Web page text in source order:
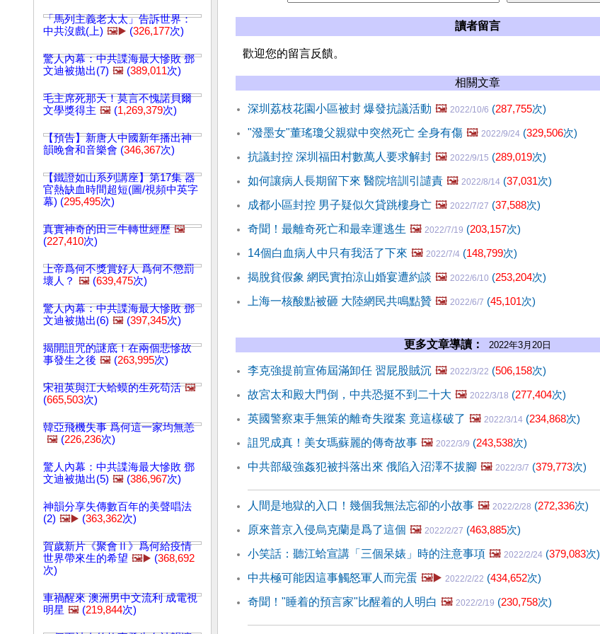
「馬列主義老太太」告訴世界：
中共沒戲(上) 🖼️▶️ (326,177次)
驚人內幕：中共諜海最大慘敗 鄧
文迪被拋出(7) 🖼️ (389,011次)
毛主席死那天！莫言不愧諾貝爾
文學獎得主 🖼️ (1,269,379次)
【預告】新唐人中國新年播出神
韻晚會和音樂會 (346,367次)
【鐵證如山系列講座】第17集 器
官熱缺血時間超短(圖/視頻中英字
幕) (295,495次)
真實神奇的田三牛轉世經歷 🖼️
(227,410次)
上帝爲何不獎賞好人 爲何不懲罰
壞人？ 🖼️ (639,475次)
驚人內幕：中共諜海最大慘敗 鄧
文迪被拋出(6) 🖼️ (397,345次)
揭開詛咒的謎底！在兩個悲慘故
事發生之後 🖼️ (263,995次)
宋祖英與江大蛤蟆的生死苟活 🖼️
(665,503次)
韓亞飛機失事 爲何這一家均無恙
🖼️ (226,236次)
驚人內幕：中共諜海最大慘敗 鄧
文迪被拋出(5) 🖼️ (386,967次)
神韻分享失傳數百年的美聲唱法
(2) 🖼️▶️ (363,362次)
賀歲新片《聚會Ⅱ》爲何給疫情
世界帶來生的希望 🖼️▶️ (368,692
次)
車禍醒來 澳洲男中文流利 成電視
明星 🖼️ (219,844次)
讀者留言
歡迎您的留言反饋。
相關文章
深圳荔枝花園小區被封 爆發抗議活動 🖼️ 2022/10/6 (287,755次)
"潑墨女"董瑤瓊父親獄中突然死亡 全身有傷 🖼️ 2022/9/24 (329,506次)
抗議封控 深圳福田村數萬人要求解封 🖼️ 2022/9/15 (289,019次)
如何讓病人長期留下來 醫院培訓引譴責 🖼️ 2022/8/14 (37,031次)
成都小區封控 男子疑似欠貸跳樓身亡 🖼️ 2022/7/27 (37,588次)
奇聞！最離奇死亡和最幸運逃生 🖼️ 2022/7/19 (203,157次)
14個白血病人中只有我活了下來 🖼️ 2022/7/4 (148,799次)
揭脫貧假象 網民實拍涼山婚宴遭約談 🖼️ 2022/6/10 (253,204次)
上海一核酸點被砸 大陸網民共鳴點贊 🖼️ 2022/6/7 (45,101次)
更多文章導讀： 2022年3月20日
李克強提前宣佈屆滿卸任 習屁股賊沉 🖼️ 2022/3/22 (506,158次)
故宮太和殿大門倒，中共恐挺不到二十大 🖼️ 2022/3/18 (277,404次)
英國警察束手無策的離奇失蹤案 竟這樣破了 🖼️ 2022/3/14 (234,868次)
詛咒成真！美女瑪蘇麗的傳奇故事 🖼️ 2022/3/9 (243,538次)
中共部級強姦犯被抖落出來 俄陷入沼澤不拔腳 🖼️ 2022/3/7 (379,773次)
人間是地獄的入口！幾個我無法忘卻的小故事 🖼️ 2022/2/28 (272,336次)
原來普京入侵烏克蘭是爲了這個 🖼️ 2022/2/27 (463,885次)
小笑話：聽江蛤宣講「三個呆婊」時的注意事項 🖼️ 2022/2/24 (379,083次)
中共極可能因這事觸怒軍人而完蛋 🖼️▶️ 2022/2/22 (434,652次)
奇聞！"睡着的預言家"比醒着的人明白 🖼️ 2022/2/19 (230,758次)